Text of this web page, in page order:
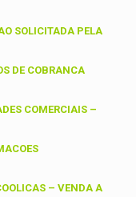
SOLICITADA PELA
DE COBRANCA
COMERCIAIS –
– VENDA A